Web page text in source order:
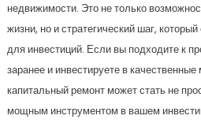
недвижимости. Это не только
жизни, но и стратегический шаг,
для инвестиций. Если вы подходите к
заранее и инвестируете в
капитальный ремонт может стать не
мощным инструментом в вашем